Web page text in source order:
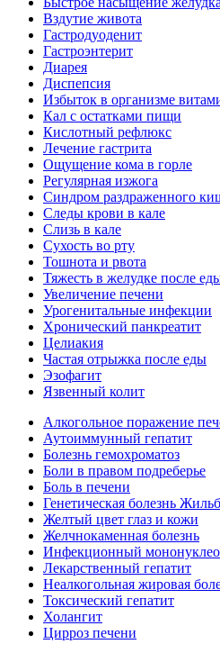
Вздутие живота
Гастродуоденит
Гастроэнтерит
Диарея
Диспепсия
Избыток в организме
Кал с остатками пищи
Кислотный рефлюкс
Лечение гастрита
Ощущение кома в горле
Регулярная изжога
Синдром раздраженного
Следы крови в кале
Слизь в кале
Сухость во рту
Тошнота и рвота
Тяжесть в желудке после
Увеличение печени
Урогенитальные инфекции
Хронический панкреатит
Целиакия
Частая отрыжка после еды
Эзофагит
Язвенный колит
Алкогольное поражение
Аутоиммунный гепатит
Болезнь гемохроматоз
Боли в правом подреберье
Боль в печени
Генетическая болезнь
Желтый цвет глаз и кожи
Желчнокаменная болезнь
Инфекционный
Лекарственный гепатит
Неалкогольная жировая
Токсический гепатит
Холангит
Цирроз печени